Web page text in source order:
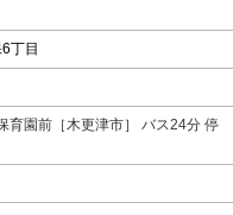
丁目
育園前［木更津市］ バス24分 停